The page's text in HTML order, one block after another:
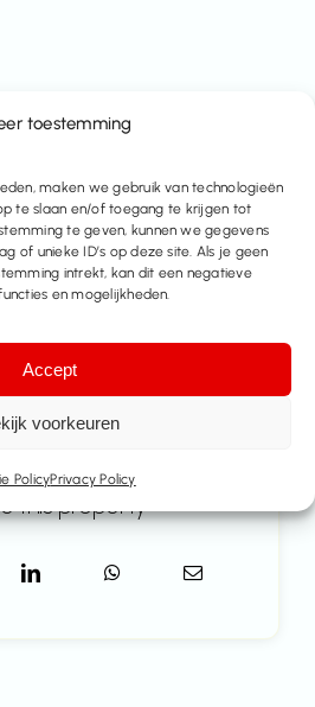
toestemming
maken we gebruik van technologieën
te slaan en/of toegang te krijgen tot
te geven, kunnen we gegevens
of unieke ID’s op deze site. Als je geen
intrekt, kan dit een negatieve
en mogelijkheden.
Accept
voorkeuren
PolicyPrivacy Policy
an appointment
Contact us
this property